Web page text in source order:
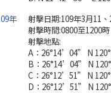
年
射擊日期:109年3月11、
射擊時間:0800至1200時
射擊地點:
A：26°14’04” N
B：26°14’04” N
C：26°12’51” N
D：26°12’51” N